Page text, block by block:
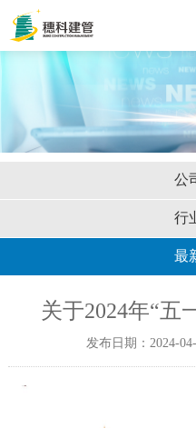
公
行
最
关于2024年“五
发布日期：2024-